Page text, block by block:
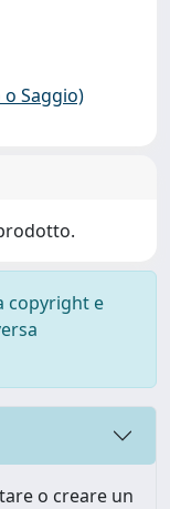
Saggio)
copyright e
o creare un